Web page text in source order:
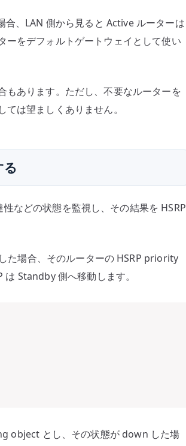
、LAN 側から見ると Active ルーターは
ーをデフォルトゲートウェイとして使い
もあります。ただし、不要なルーターを
は望ましくありません。
などの状態を監視し、その結果を HSRP
た場合、そのルーターの HSRP priority
Standby 側へ移動します。
object とし、その状態が down した場